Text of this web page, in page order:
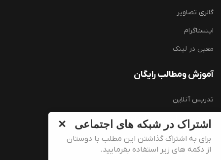
گالری تصاویر
اینستاگرام
معین در لینک
آموزش ومطالب رایگان
تدریس آنلاین
آموزش زبان انگلیسی (رایگان)
سوالات کارشناسی ارشد وزارت بهداشت
سوالات دکتری تخصصی وزارت بهداشت
اشتراک در شبکه های اجتماعی
برای به اشتراک گذاشتن این مطلب با دوستان
از دکمه های زیر استفاده بفرمایید.